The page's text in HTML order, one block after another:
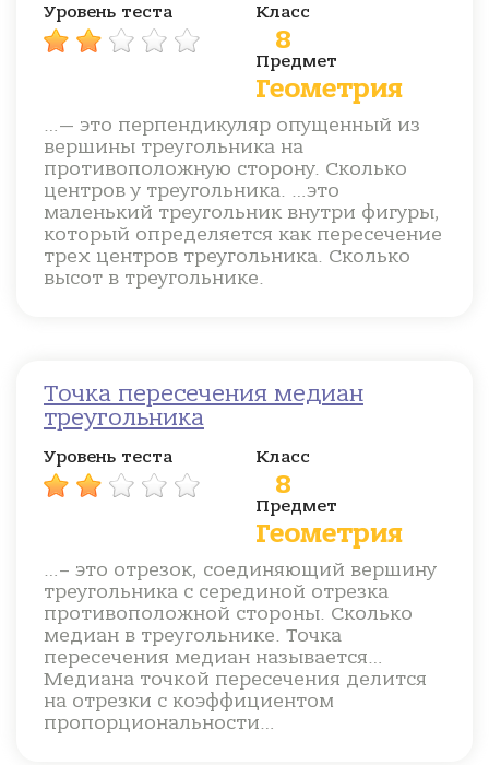
Уровень теста Класс
8
Предмет
Геометрия
…— это перпендикуляр опущенный из
вершины треугольника на
противоположную сторону. Сколько
центров у треугольника. …это
маленький треугольник внутри фигуры,
который определяется как пересечение
трех центров треугольника. Сколько
высот в треугольнике.
Точка пересечения медиан
треугольника
Уровень теста Класс
8
Предмет
Геометрия
…– это отрезок, соединяющий вершину
треугольника с серединой отрезка
противоположной стороны. Сколько
медиан в треугольнике. Точка
пересечения медиан называется…
Медиана точкой пересечения делится
на отрезки с коэффициентом
пропорциональности…